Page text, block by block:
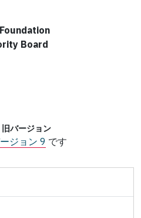
Board
旧バージョン
ジョン 9 です